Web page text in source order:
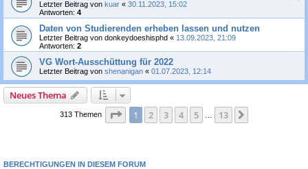
Letzter Beitrag von kuar « 30.11.2023, 15:02
Antworten: 4
Daten von Studierenden erheben lassen und nutzen
Letzter Beitrag von donkeydoeshisphd « 13.09.2023, 21:09
Antworten: 2
VG Wort-Ausschüttung für 2022
Letzter Beitrag von shenanigan « 01.07.2023, 12:14
Neues Thema
313 Themen Seite 1von 13
1 2 3 4 5 13
BERECHTIGUNGEN IN DIESEM FORUM